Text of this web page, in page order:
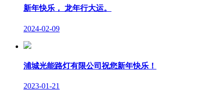
新年快乐， 龙年行大运。
2024-02-09
浦城光能路灯有限公司祝您新年快乐！
2023-01-21